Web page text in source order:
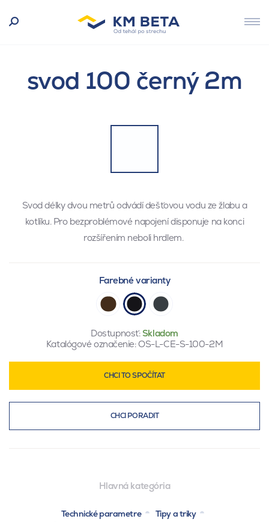
svod 100 černý 2m
Svod délky dvou metrů odvádí dešťovou vodu ze žlabu a
kotlíku. Pro bezproblémové napojení disponuje na konci
rozšířením neboli hrdlem.
Farebné varianty
Dostupnosť:Skladom
Katalógové označenie:OS-L-CE-S-100-2M
CHCI TO SPOČÍTAT
CHCI PORADIT
Hlavná kategória
Technické parametre
Tipy a triky